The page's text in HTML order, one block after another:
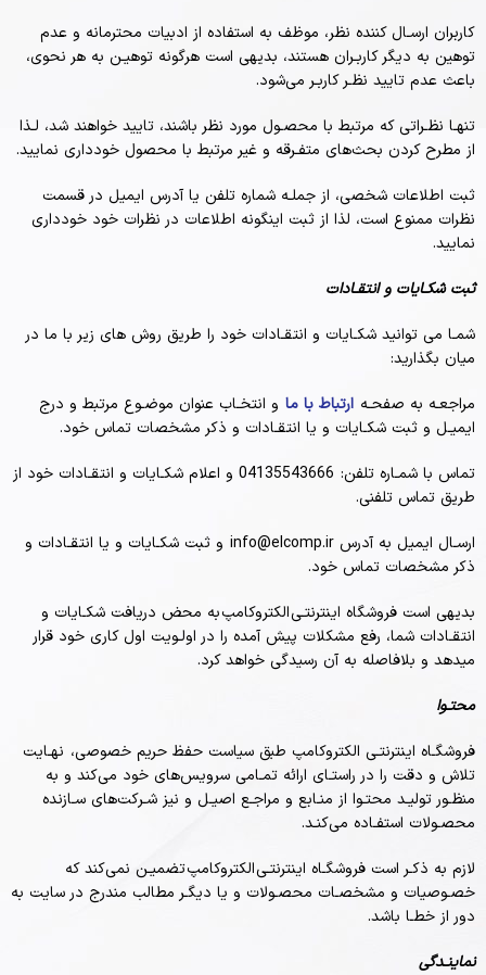
کاربران ارسـال کننده نظر، موظف به استفاده از ادبیات محترمانه و عدم
توهین به دیگر کاربـران هستند، بدیهی است هرگونه توهیـن به هر نحوی،
باعث عدم تایید نظـر کاربـر می‌شود.
تنهـا نظـراتی که مرتبط با محصـول مورد نظر باشند، تایید خواهند شد، لـذا
از مطرح کردن بحث‌های متفـرقه و غیر مرتبط با محصول خودداری نمایید.
ثبت اطلاعات شخصی، از جملـه شماره تلفن یا آدرس ایمیل در قسمت
نظرات ممنوع است، لذا از ثبت اینگونه اطلاعات در نظرات خود خودداری
نمایید.
ثبت شکـایات و انتقـادات
شمـا می توانید شکـایات و انتقـادات خود را طریق روش های زیر با ما در
میان بگذارید:
مراجعـه به صفحـه ارتباط با ما و انتخـاب عنوان موضـوع مرتبط و درج
ایمیـل و ثبت شکـایات و یا انتقـادات و ذکر مشخصات تماس خود.
تماس با شمـاره تلفن: 04135543666 و اعلام شکـایات و انتقـادات خود از
طریق تماس تلفنی.
ارسـال ایمیل به آدرس info@elcomp.ir و ثبت شکـایات و یا انتقـادات و
ذکر مشخصات تماس خود.
بدیهی است فروشگاه اینترنتـی الکتروکامپ به محض دریافت شکـایات و
انتقـادات شما، رفع مشکلات پیش آمده را در اولـویت اول کاری خود قرار
میدهد و بلافاصله به آن رسیدگی خواهد کرد.
محتـوا
فروشگـاه اینترنتـی الکتروکامپ طبق سیاست حفظ حریم خصوصی، نهـایت
تلاش و دقت را در راستـای ارائه تمـامی سرویس‌‏های خود می‏‌کند و به
منظـور تولیـد محتـوا از منـابع و مراجـع اصیـل و نیز شـرکت‏‌های سـازنده
محصـولات استفـاده می‏‌کنـد.
لازم به ذکـر است فروشگـاه اینترنتـی الکتروکامپ تضمیـن نمی‏‌کند که
خصـوصیات و مشخصـات محصـولات و یا دیگـر مطالب مندرج در سایت به
دور از خطـا باشد.
نماینـدگی